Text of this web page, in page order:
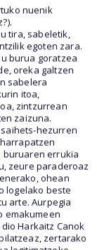
nuenik
tira, sabeletik,
egoten zara.
burua goratzea
oreka galtzen
sabelera
itoa,
zintzurrean
zaizuna.
hezurren
buruaren errukia
zeure paraderoaz
ohean
logelako beste
arte. Aurpegia
emakumeen
Harkaitz Canok
zertarako